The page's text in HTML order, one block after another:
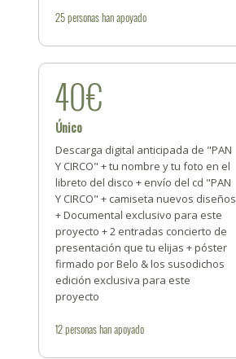
25personashan apoyado
40€
Único
Descarga digital anticipada de "PAN
Y CIRCO" + tu nombre y tu foto en el
libreto del disco + envío del cd "PAN
Y CIRCO" + camiseta nuevos diseños
+ Documental exclusivo para este
proyecto + 2 entradas concierto de
presentación que tu elijas + póster
firmado por Belo & los susodichos
edición exclusiva para este
proyecto
12personashan apoyado